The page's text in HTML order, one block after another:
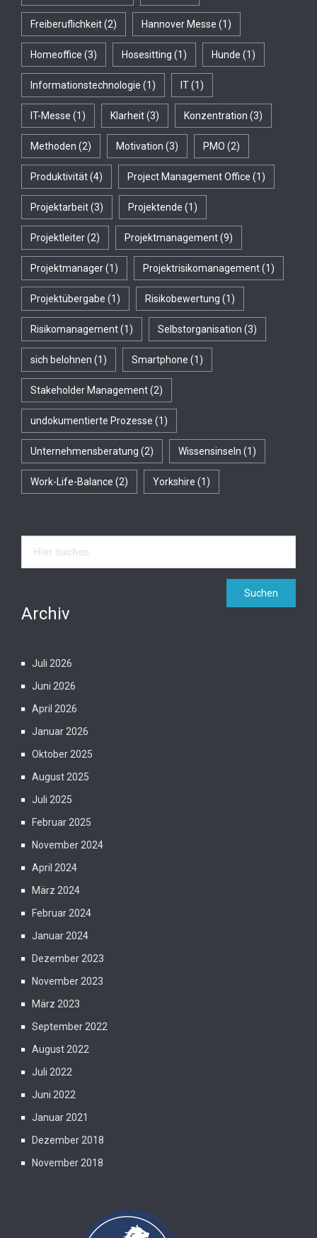
Freiberuflichkeit(2) Hannover Messe (1)
Homeoffice (3) Hosesitting (1) Hunde (1)
Informationstechnologie (1) IT(1)
IT-Messe (1) Klarheit(3) Konzentration (3)
Methoden (2) Motivation (3) PMO (2)
Produktivität(4) Project Management Office (1)
Projektarbeit(3) Projektende (1)
Projektleiter(2) Projektmanagement(9)
Projektmanager(1) Projektrisikomanagement(1)
Projektübergabe (1) Risikobewertung (1)
Risikomanagement(1) Selbstorganisation (3)
sich belohnen (1) Smartphone (1)
Stakeholder Management(2)
undokumentierte Prozesse (1)
Unternehmensberatung (2) Wissensinseln (1)
Work-Life-Balance (2) Yorkshire (1)
Archiv
Juli 2026
Juni 2026
April 2026
Januar 2026
Oktober 2025
August 2025
Juli 2025
Februar 2025
November 2024
April 2024
März 2024
Februar 2024
Januar 2024
Dezember 2023
November 2023
März 2023
September 2022
August 2022
Juli 2022
Juni 2022
Januar 2021
Dezember 2018
November 2018